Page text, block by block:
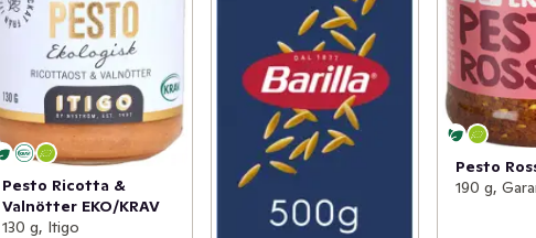
Pesto Ricotta &
Valnötter EKO/KRAV
130 g, Itigo
Pesto
190 g,